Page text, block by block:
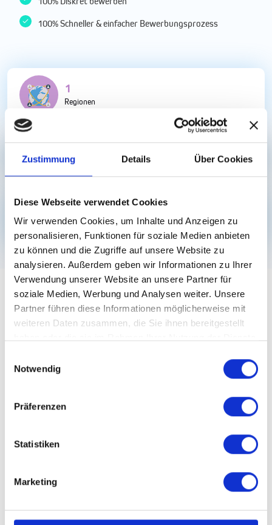
Zustimmung Details Über Cookies
Diese Webseite verwendet Cookies
Wir verwenden Cookies, um Inhalte und Anzeigen zu
personalisieren, Funktionen für soziale Medien anbieten
zu können und die Zugriffe auf unsere Website zu
analysieren. Außerdem geben wir Informationen zu Ihrer
Verwendung unserer Website an unsere Partner für
soziale Medien, Werbung und Analysen weiter. Unsere
Partner führen diese Informationen möglicherweise mit
weiteren Daten zusammen, die Sie ihnen bereitgestellt
Notwendig
Präferenzen
Statistiken
Marketing
100% Schneller & einfacher Bewerbungsprozess
4
Regionen
0 Stellenangebote
Arbeitgeber
So funktioniert's
Folge den einfachen Schritten zu